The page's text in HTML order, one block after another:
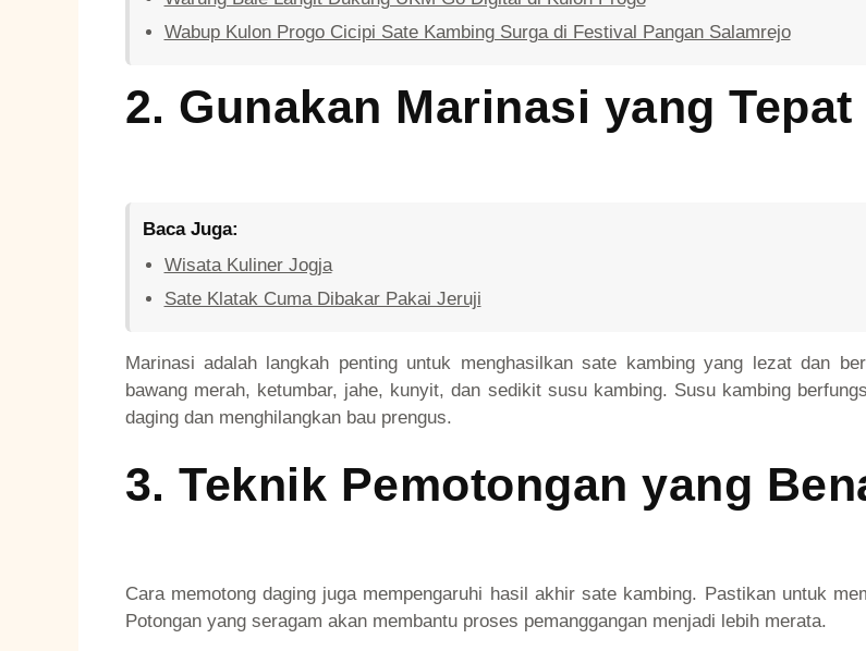
Wabup Kulon Progo Cicipi Sate Kambing Surga di Festival Pangan Salamrejo
2. Gunakan Marinasi yang Tepat
Baca Juga:
Wisata Kuliner Jogja
Sate Klatak Cuma Dibakar Pakai Jeruji
Marinasi adalah langkah penting untuk menghasilkan sate kambing yang lezat dan
bawang merah, ketumbar, jahe, kunyit, dan sedikit susu kambing. Susu kambing
daging dan menghilangkan bau prengus.
3. Teknik Pemotongan yang
Cara memotong daging juga mempengaruhi hasil akhir sate kambing. Pastikan untuk
Potongan yang seragam akan membantu proses pemanggangan menjadi lebih merata.